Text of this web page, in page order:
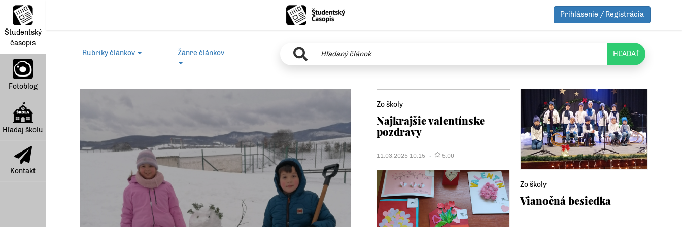
Študentský
časopis
Fotoblog
Hľadaj školu
Kontakt
Prihlásenie / Registrácia
Rubriky článkov Žánre článkov HĽADAŤ
Zo školy
Najkrajšie valentínske
pozdravy
11.03.2025 10:15 5.00
Zo školy
Vianočná besiedka